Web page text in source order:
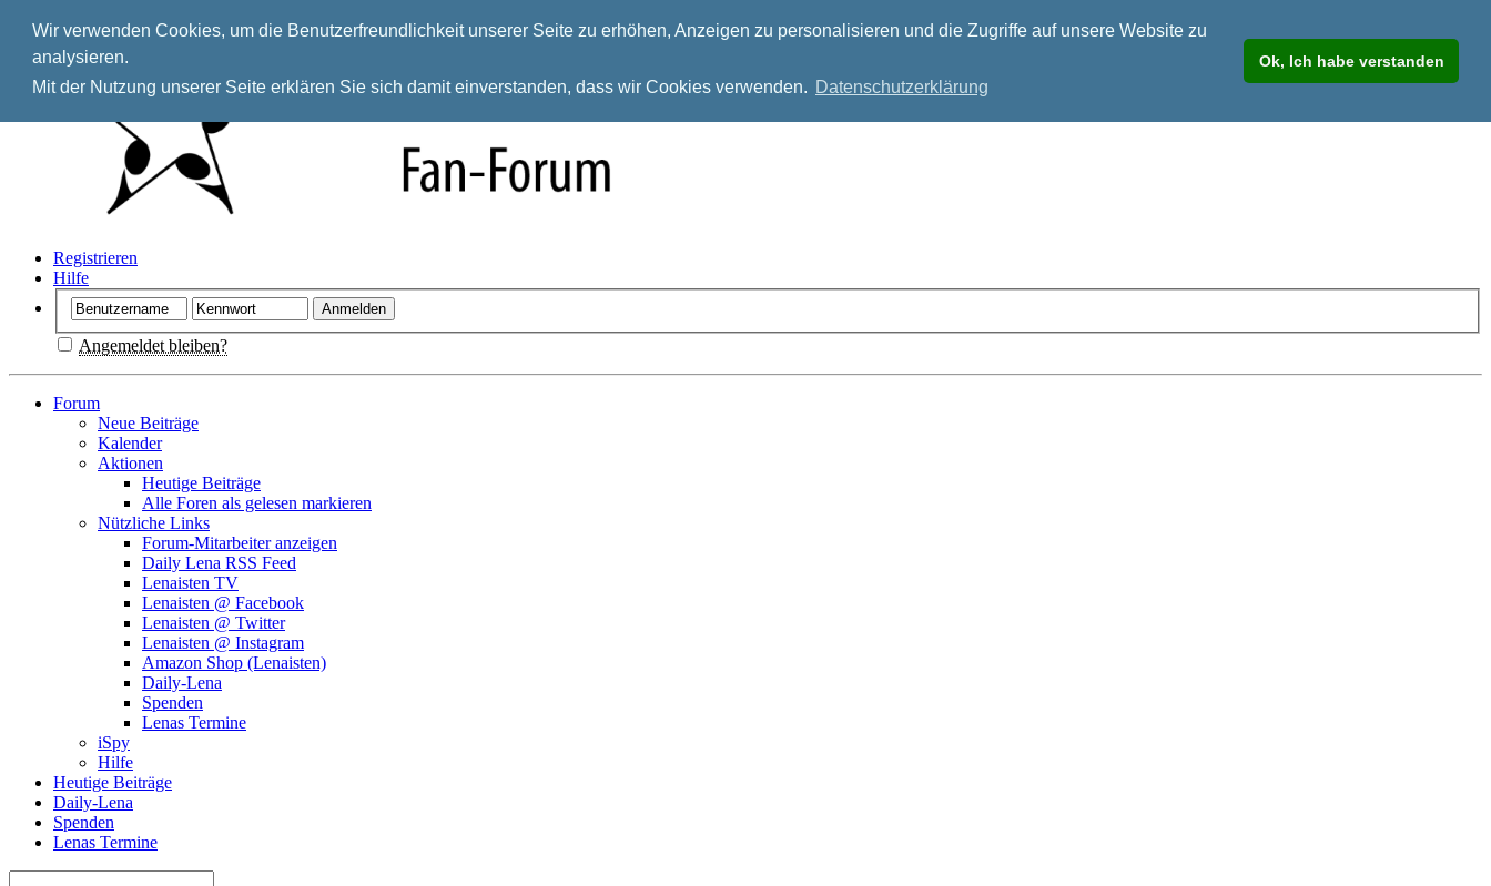
Wir verwenden Cookies, um die Benutzerfreundlichkeit unserer Seite zu erhöhen, Anzeigen zu personalisieren und die Zugriffe auf unsere Website zu
analysieren.
Mit der Nutzung unserer Seite erklären Sie sich damit einverstanden, dass wir Cookies verwenden. Datenschutzerklärung
Ok, Ich habe verstanden
Registrieren
Hilfe
Angemeldet bleiben?
Forum
Neue Beiträge
Kalender
Aktionen
Heutige Beiträge
Alle Foren als gelesen markieren
Nützliche Links
Forum-Mitarbeiter anzeigen
Daily Lena RSS Feed
Lenaisten TV
Lenaisten @ Facebook
Lenaisten @ Twitter
Lenaisten @ Instagram
Amazon Shop (Lenaisten)
Daily-Lena
Spenden
Lenas Termine
iSpy
Hilfe
Heutige Beiträge
Daily-Lena
Spenden
Lenas Termine